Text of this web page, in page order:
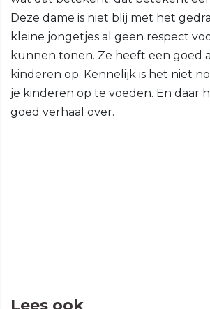
Deze dame is niet blij met het
kleine jongetjes al geen respect
kunnen tonen. Ze heeft een goed
kinderen op. Kennelijk is het niet
je kinderen op te voeden. En daar
goed verhaal over.